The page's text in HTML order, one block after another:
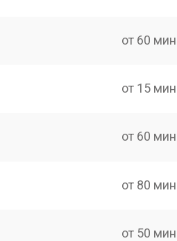
от 60 мин
от 15 мин
от 60 мин
от 80 мин
от 50 мин